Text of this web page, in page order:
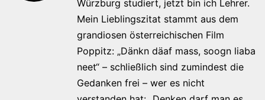
Würzburg studiert, jetzt bin ich Lehrer.
Mein Lieblingszitat stammt aus dem
grandiosen österreichischen Film
Poppitz: „Dänkn däaf mass, soogn liaba
neet“ – schließlich sind zumindest die
Gedanken frei – wer es nicht